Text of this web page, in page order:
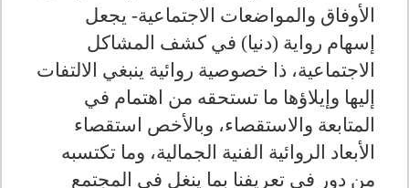
الأوفاق والمواضعات الاجتماعية- يجعل
إسهام رواية (دنيا) في كشف المشاكل
الاجتماعية، ذا خصوصية روائية ينبغي الالتفات
إليها وإيلاؤها ما تستحقه من اهتمام في
المتابعة والاستقصاء، وبالأخص استقصاء
الأبعاد الروائية الفنية الجمالية، وما تكتسبه
من دور في تعريفنا بما ينغل في المجتمع